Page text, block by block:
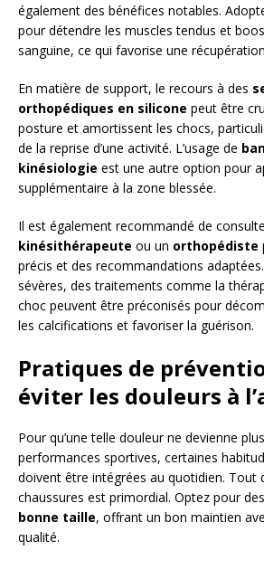
également des bénéfices notables.
pour détendre les muscles tendus et
sanguine, ce qui favorise une
En matière de support, le recours à des
orthopédiques en silicone peut être
posture et amortissent les chocs,
de la reprise d’une activité. L’usage de
kinésiologie est une autre option pour
supplémentaire à la zone blessée.
Il est également recommandé de
kinésithérapeute ou un orthopédiste
précis et des recommandations
sévères, des traitements comme la
choc peuvent être préconisés pour
les calcifications et favoriser la guérison.
Pratiques de
éviter les douleurs à
Pour qu’une telle douleur ne devienne
performances sportives, certaines
doivent être intégrées au quotidien. Tout
chaussures est primordial. Optez pour
bonne taille, offrant un bon maintien
qualité.